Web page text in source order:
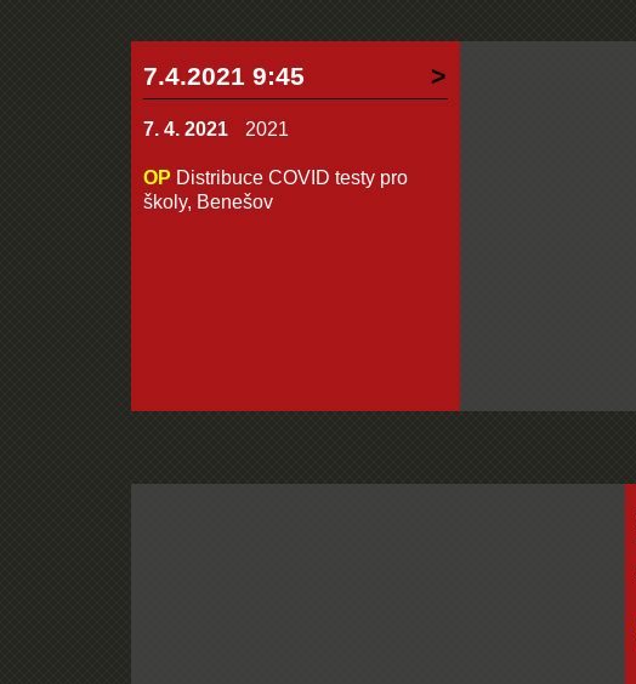
7.4.2021 9:45
7. 4. 2021 2021
OP Distribuce COVID testy pro
školy, Benešov